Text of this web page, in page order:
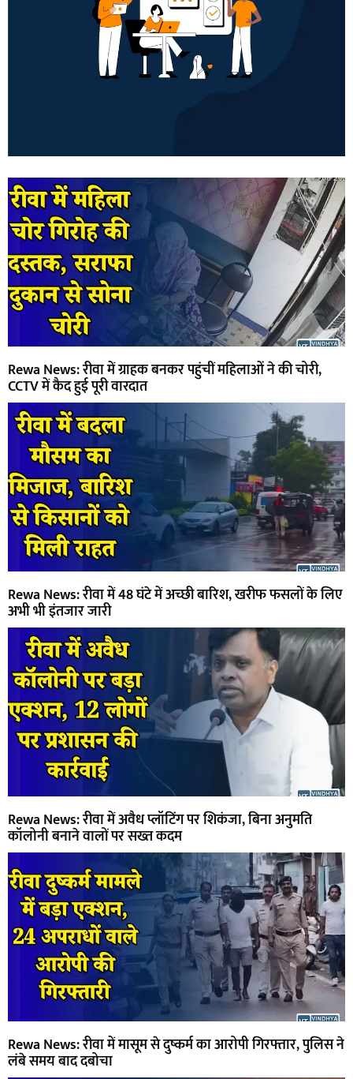
Rewa News: रीवा में ग्राहक बनकर पहुंचीं महिलाओं ने की चोरी,
CCTV में कैद हुई पूरी वारदात
Rewa News: रीवा में 48 घंटे में अच्छी बारिश, खरीफ फसलों के लिए
अभी भी इंतजार जारी
Rewa News: रीवा में अवैध प्लॉटिंग पर शिकंजा, बिना अनुमति
कॉलोनी बनाने वालों पर सख्त कदम
Rewa News: रीवा में मासूम से दुष्कर्म का आरोपी गिरफ्तार, पुलिस ने
लंबे समय बाद दबोचा